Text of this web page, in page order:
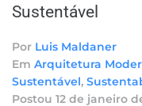
Sustentável
Por Luis Maldaner
Em Arquitetura
Sustentável,
Postou 12 de janeiro